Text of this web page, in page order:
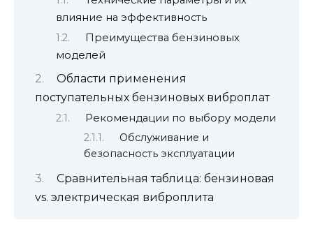
влияние на эффективность
Преимущества бензиновых
моделей
Области применения
поступательных бензиновых виброплат
Рекомендации по выбору модели
Обслуживание и
безопасность эксплуатации
Сравнительная таблица: бензиновая
vs. электрическая виброплита